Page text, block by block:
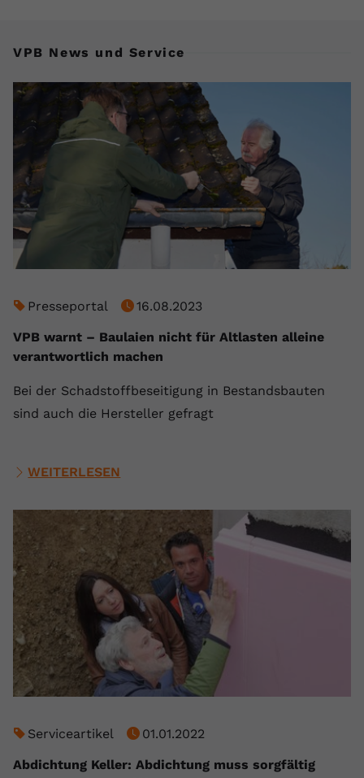
VPB News und Service
Presseportal
16.08.2023
VPB warnt – Baulaien nicht für Altlasten alleine
verantwortlich machen
Bei der Schadstoffbeseitigung in Bestandsbauten
sind auch die Hersteller gefragt
WEITERLESEN
Serviceartikel
01.01.2022
Abdichtung Keller: Abdichtung muss sorgfältig